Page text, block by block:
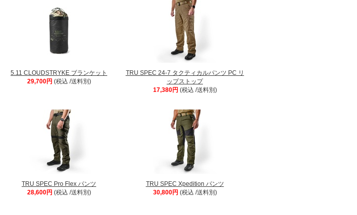
5.11 CLOUDSTRYKE ブランケット
29,700円 (税込 /送料別)
TRU SPEC 24-7 タクティカルパンツ PC リ
ップストップ
17,380円 (税込 /送料別)
TRU SPEC Pro Flex パンツ
28,600円 (税込 /送料別)
TRU SPEC Xpedition パンツ
30,800円 (税込 /送料別)